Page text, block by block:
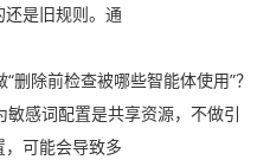
是旧规则。通
除前检查被哪些智能体使用”？
感词配置是共享资源，不做引
可能会导致多